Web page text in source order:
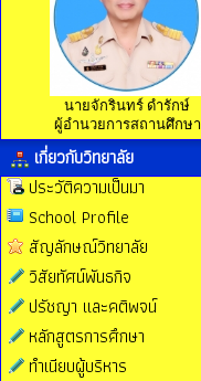
นายจักรินทร์ ดำรักษ์
ผู้อำนวยการสถานศึกษา
เกี่ยวกับวิทยาลัย
ประวัติความเป็นมา
School Profile
สัญลักษณ์วิทยาลัย
วิสัยทัศน์พันธกิจ
ปรัชญา และคติพจน์
หลักสูตรการศึกษา
ทำเนียบผู้บริหาร